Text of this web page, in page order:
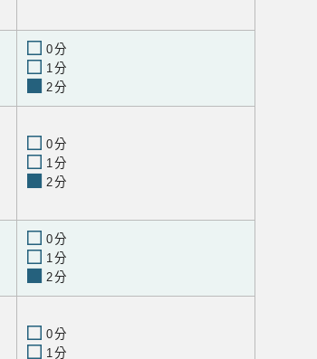
0分
1分
2分
0分
1分
2分
0分
1分
2分
0分
1分